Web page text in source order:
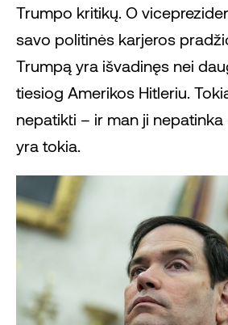
Trumpo kritikų. O
savo politinės karjeros
Trumpą yra išvadinęs nei
tiesiog Amerikos Hitleriu.
nepatikti – ir man ji
yra tokia.